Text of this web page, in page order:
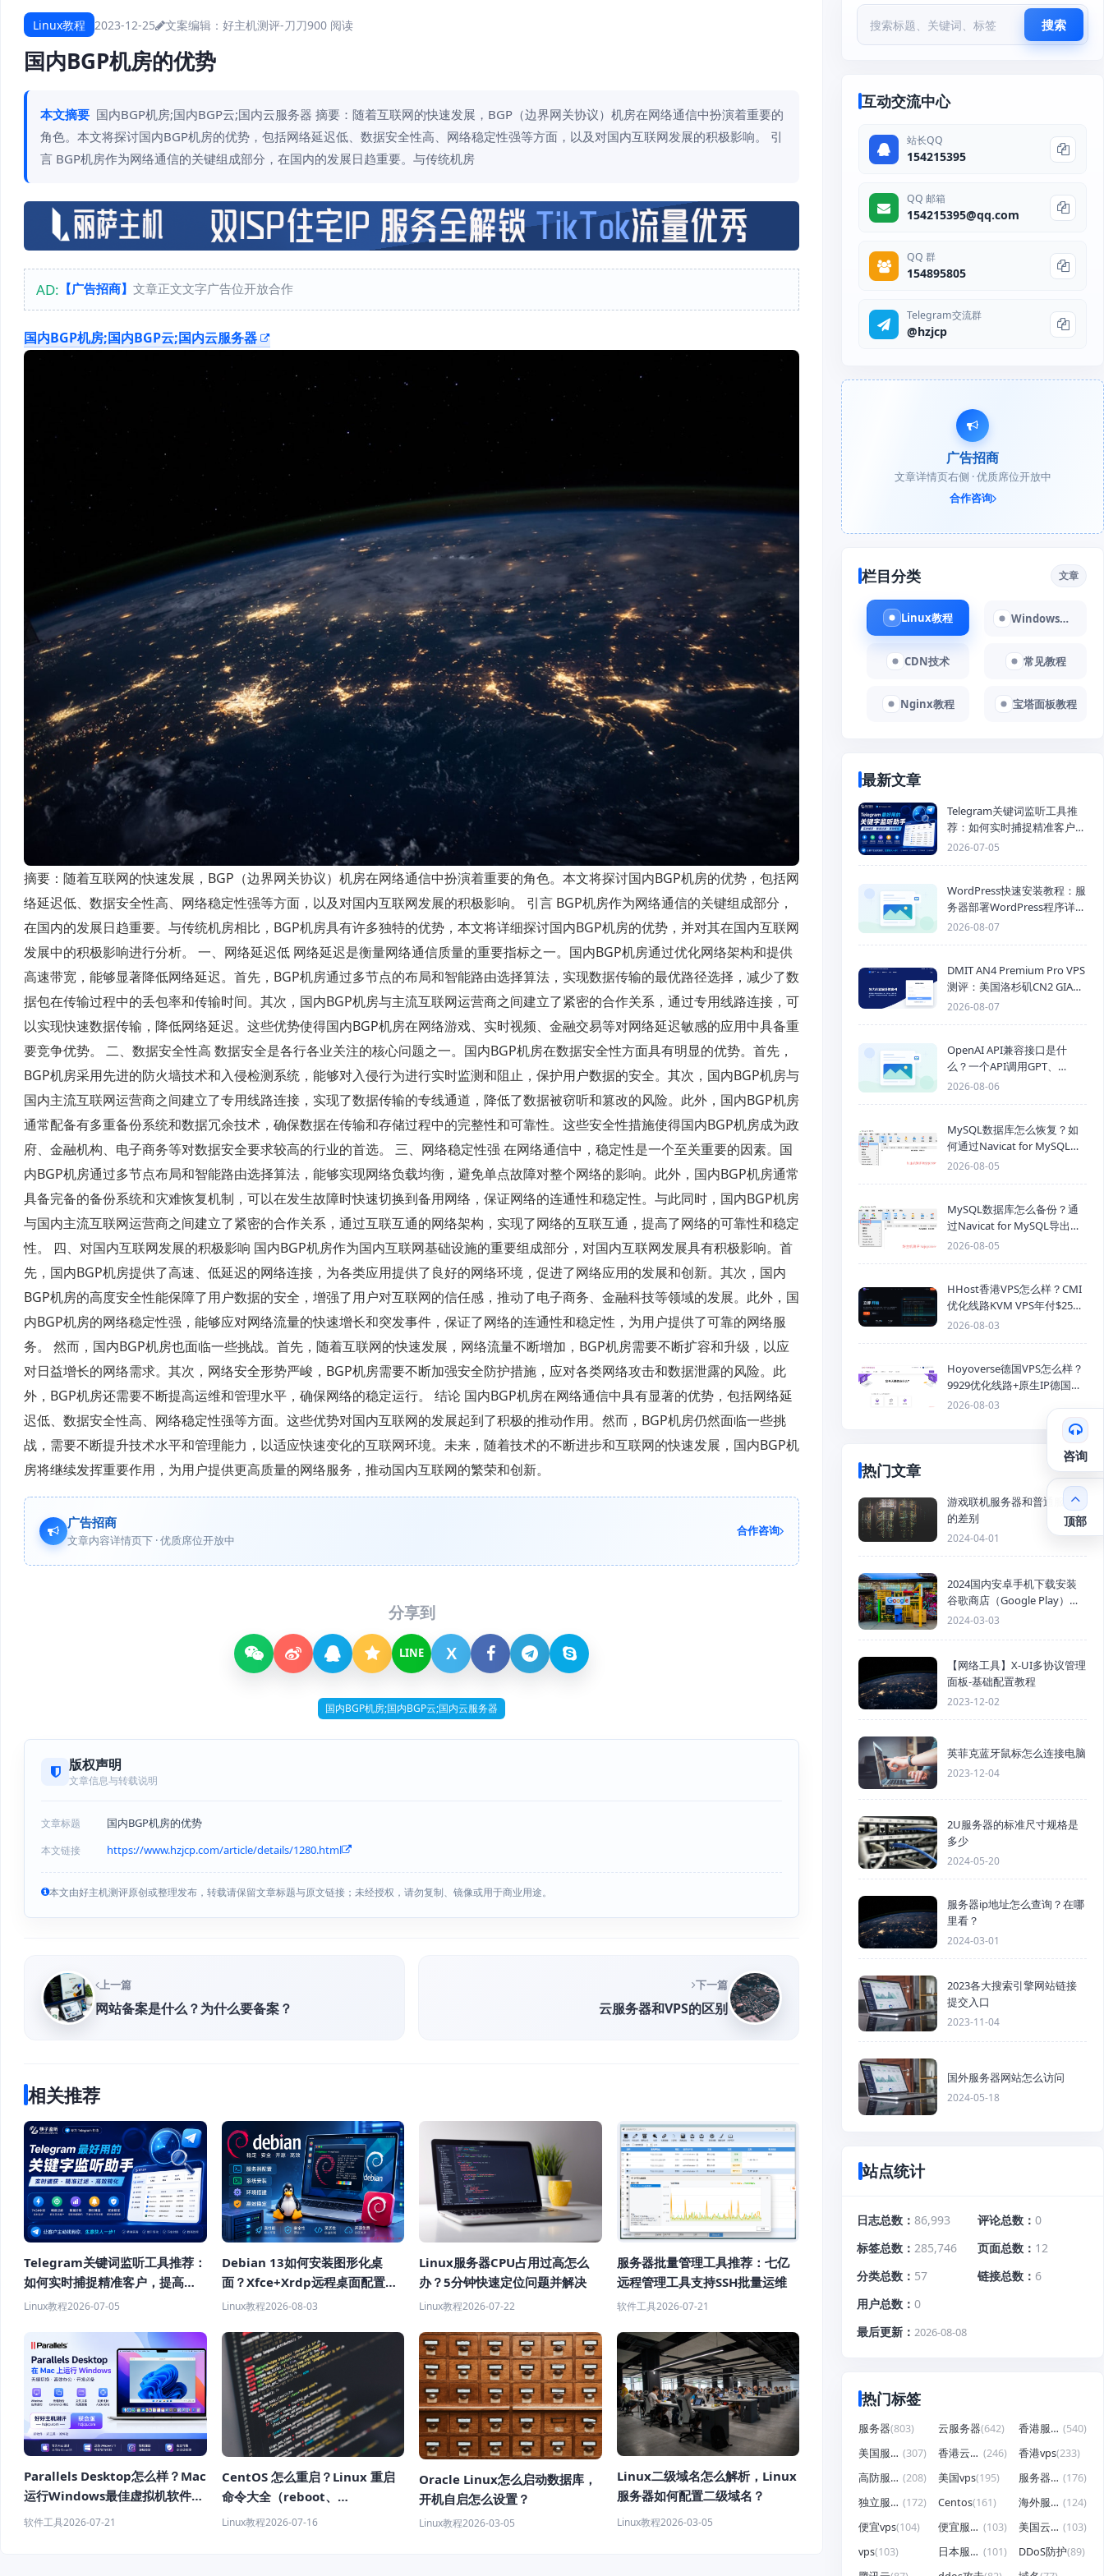
Linux教程 2023-12-25 文案编辑：好主机测评-刀刀900 阅读
国内BGP机房的优势
本文摘要 国内BGP机房;国内BGP云;国内云服务器 摘要：随着互联网的快速发展，BGP（边界网关协议）机房在网络通信中扮演着重要的
角色。本文将探讨国内BGP机房的优势，包括网络延迟低、数据安全性高、网络稳定性强等方面，以及对国内互联网发展的积极影响。 引
言 BGP机房作为网络通信的关键组成部分，在国内的发展日趋重要。与传统机房
AD: 【广告招商】 文章正文文字广告位开放合作
国内BGP机房;国内BGP云;国内云服务器
摘要：随着互联网的快速发展，BGP（边界网关协议）机房在网络通信中扮演着重要的角色。本文将探讨国内BGP机房的优势，包括网
络延迟低、数据安全性高、网络稳定性强等方面，以及对国内互联网发展的积极影响。 引言 BGP机房作为网络通信的关键组成部分，
在国内的发展日趋重要。与传统机房相比，BGP机房具有许多独特的优势，本文将详细探讨国内BGP机房的优势，并对其在国内互联网
发展中的积极影响进行分析。 一、网络延迟低 网络延迟是衡量网络通信质量的重要指标之一。国内BGP机房通过优化网络架构和提供
高速带宽，能够显著降低网络延迟。首先，BGP机房通过多节点的布局和智能路由选择算法，实现数据传输的最优路径选择，减少了数
据包在传输过程中的丢包率和传输时间。其次，国内BGP机房与主流互联网运营商之间建立了紧密的合作关系，通过专用线路连接，可
以实现快速数据传输，降低网络延迟。这些优势使得国内BGP机房在网络游戏、实时视频、金融交易等对网络延迟敏感的应用中具备重
要竞争优势。 二、数据安全性高 数据安全是各行各业关注的核心问题之一。国内BGP机房在数据安全性方面具有明显的优势。首先，
BGP机房采用先进的防火墙技术和入侵检测系统，能够对入侵行为进行实时监测和阻止，保护用户数据的安全。其次，国内BGP机房与
国内主流互联网运营商之间建立了专用线路连接，实现了数据传输的专线通道，降低了数据被窃听和篡改的风险。此外，国内BGP机房
通常配备有多重备份系统和数据冗余技术，确保数据在传输和存储过程中的完整性和可靠性。这些安全性措施使得国内BGP机房成为政
府、金融机构、电子商务等对数据安全要求较高的行业的首选。 三、网络稳定性强 在网络通信中，稳定性是一个至关重要的因素。国
内BGP机房通过多节点布局和智能路由选择算法，能够实现网络负载均衡，避免单点故障对整个网络的影响。此外，国内BGP机房通常
具备完备的备份系统和灾难恢复机制，可以在发生故障时快速切换到备用网络，保证网络的连通性和稳定性。与此同时，国内BGP机房
与国内主流互联网运营商之间建立了紧密的合作关系，通过互联互通的网络架构，实现了网络的互联互通，提高了网络的可靠性和稳定
性。 四、对国内互联网发展的积极影响 国内BGP机房作为国内互联网基础设施的重要组成部分，对国内互联网发展具有积极影响。首
先，国内BGP机房提供了高速、低延迟的网络连接，为各类应用提供了良好的网络环境，促进了网络应用的发展和创新。其次，国内
BGP机房的高度安全性能保障了用户数据的安全，增强了用户对互联网的信任感，推动了电子商务、金融科技等领域的发展。此外，国
内BGP机房的网络稳定性强，能够应对网络流量的快速增长和突发事件，保证了网络的连通性和稳定性，为用户提供了可靠的网络服
务。 然而，国内BGP机房也面临一些挑战。首先，随着互联网的快速发展，网络流量不断增加，BGP机房需要不断扩容和升级，以应
对日益增长的网络需求。其次，网络安全形势严峻，BGP机房需要不断加强安全防护措施，应对各类网络攻击和数据泄露的风险。此
外，BGP机房还需要不断提高运维和管理水平，确保网络的稳定运行。 结论 国内BGP机房在网络通信中具有显著的优势，包括网络延
迟低、数据安全性高、网络稳定性强等方面。这些优势对国内互联网的发展起到了积极的推动作用。然而，BGP机房仍然面临一些挑
战，需要不断提升技术水平和管理能力，以适应快速变化的互联网环境。未来，随着技术的不断进步和互联网的快速发展，国内BGP机
房将继续发挥重要作用，为用户提供更高质量的网络服务，推动国内互联网的繁荣和创新。
广告招商
文章内容详情页下 · 优质席位开放中
合作咨询
分享到
LINE X
国内BGP机房;国内BGP云;国内云服务器
版权声明
文章信息与转载说明
文章标题 国内BGP机房的优势
本文链接 https://www.hzjcp.com/article/details/1280.html
本文由好主机测评原创或整理发布，转载请保留文章标题与原文链接；未经授权，请勿复制、镜像或用于商业用途。
上一篇
网站备案是什么？为什么要备案？
下一篇
云服务器和VPS的区别
相关推荐
Telegram关键词监听工具推荐：
如何实时捕捉精准客户，提高获
客效率？
Linux教程2026-07-05
Debian 13如何安装图形化桌
面？Xfce+Xrdp远程桌面配置教
程
Linux教程2026-08-03
Linux服务器CPU占用过高怎么
办？5分钟快速定位问题并解决
Linux教程2026-07-22
服务器批量管理工具推荐：七亿
远程管理工具支持SSH批量运维
软件工具2026-07-21
Parallels Desktop怎么样？Mac
运行Windows最佳虚拟机软件推
荐
软件工具2026-07-21
CentOS 怎么重启？Linux 重启
命令大全（reboot、
shutdown、systemctl 教程）
Linux教程2026-07-16
Oracle Linux怎么启动数据库，
开机自启怎么设置？
Linux教程2026-03-05
Linux二级域名怎么解析，Linux
服务器如何配置二级域名？
Linux教程2026-03-05
搜索
互动交流中心
站长QQ
154215395
QQ 邮箱
154215395@qq.com
QQ 群
154895805
Telegram交流群
@hzjcp
广告招商
文章详情页右侧 · 优质席位开放中
合作咨询
栏目分类 文章
Linux教程 Windows教程
CDN技术 常见教程
Nginx教程 宝塔面板教程
最新文章
Telegram关键词监听工具推
荐：如何实时捕捉精准客户，
提高获客效率？
2026-07-05
WordPress快速安装教程：服
务器部署WordPress程序详细
步骤
2026-08-07
DMIT AN4 Premium Pro VPS
测评：美国洛杉矶CN2 GIA三
网优化线路性能测试
2026-08-07
OpenAI API兼容接口是什
么？一个API调用GPT、
Claude、Gemini、DeepSeek
2026-08-06
MySQL数据库怎么恢复？如
何通过Navicat for MySQL导
入SQL备份文件
2026-08-05
MySQL数据库怎么备份？通
过Navicat for MySQL导出
Mysql数据库为SQL格式备份
2026-08-05
HHost香港VPS怎么样？CMI
优化线路KVM VPS年付$25
起，4GB内存优惠套餐
2026-08-03
Hoyoverse德国VPS怎么样？
9929优化线路+原生IP德国
KVM VPS推荐
2026-08-03
热门文章
游戏联机服务器和普通服务器
的差别
2024-04-01
2024国内安卓手机下载安装
谷歌商店（Google Play）详
细步骤
2024-03-03
【网络工具】X-UI多协议管理
面板-基础配置教程
2023-12-02
英菲克蓝牙鼠标怎么连接电脑
2023-12-04
2U服务器的标准尺寸规格是
多少
2024-05-20
服务器ip地址怎么查询？在哪
里看？
2024-03-01
2023各大搜索引擎网站链接
提交入口
2023-11-04
国外服务器网站怎么访问
2024-05-18
站点统计
日志总数 86,993 评论总数
0
标签总数
285,746 页面总数
12
分类总数
57 链接总数
6
用户总数
0
最后更新
2026-08-08
热门标签
服务器(803) 云服务器(642) 香港服务器 (540)
美国服务器 (307) 香港云服务器 (246) 香港vps(233)
高防服务器 (208) 美国vps(195) 服务器租用 (176)
独立服务器 (172) Centos(161) 海外服务器 (124)
便宜vps(104) 便宜服务器 (103) 美国云服务器 (103)
vps(103) 日本服务器 (101) DDoS防护(89)
咨询
顶部